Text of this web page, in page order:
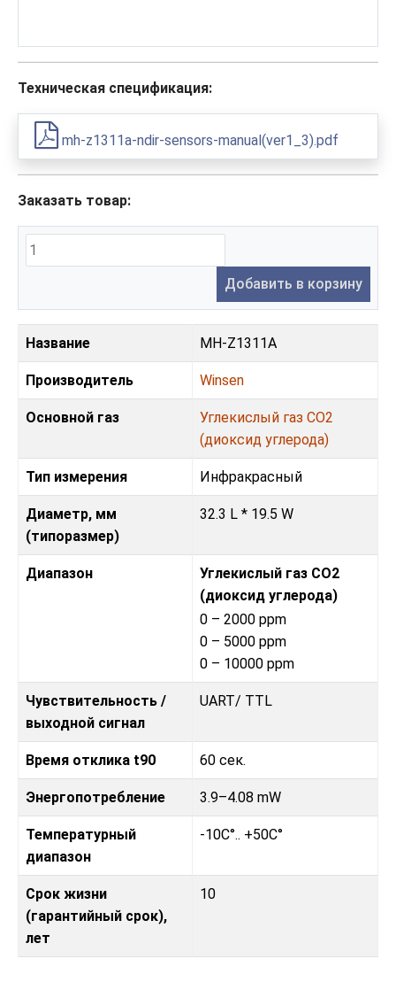
Техническая спецификация:
mh-z1311a-ndir-sensors-manual(ver1_3).pdf
Заказать товар:
Добавить в корзину
Название MH-Z1311A
Производитель Winsen
Основной газ
Углекислый газ CO2
(диоксид углерода)
Тип измерения Инфракрасный
Диаметр, мм
(типоразмер)
32.3 L * 19.5 W
Диапазон
Углекислый газ CO2
(диоксид углерода)
0 – 2000 ppm
0 – 5000 ppm
0 – 10000 ppm
Чувствительность /
выходной сигнал
UART/ TTL
Время отклика t90 60 сек.
Энергопотребление 3.9–4.08 mW
Температурный
диапазон
-10C°.. +50C°
Срок жизни
(гарантийный срок),
лет
10